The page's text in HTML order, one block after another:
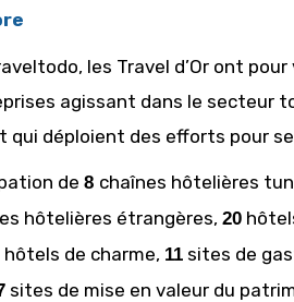
les Travel d’Or ont
agissant dans le secteur
qui déploient des efforts pour
de 8 chaînes hôtelières
hôtelières étrangères, 20
de charme, 11 sites de
sites de mise en valeur du